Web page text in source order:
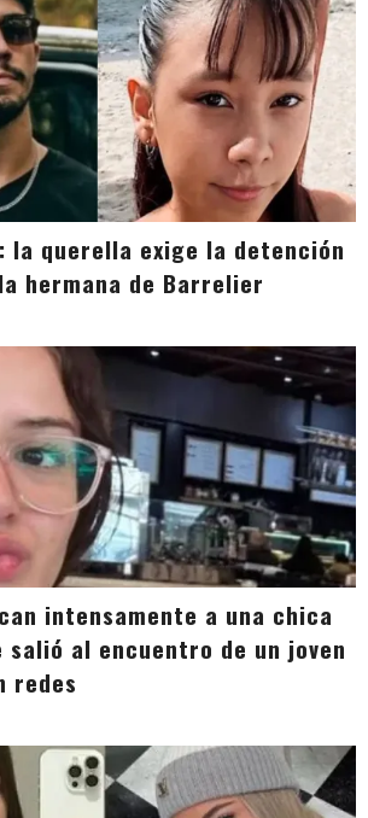
la querella exige la detención
hermana de Barrelier
intensamente a una chica
salió al encuentro de un joven
redes